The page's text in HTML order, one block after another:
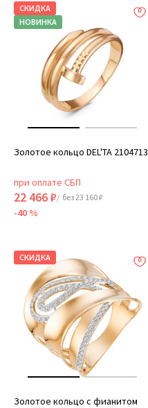
СКИДКА
НОВИНКА
Золотое кольцо DEL'TA 2104713
при оплате СБП
22 466 ₽/ без 23 160 ₽
-40 %
СКИДКА
Золотое кольцо с фианитом